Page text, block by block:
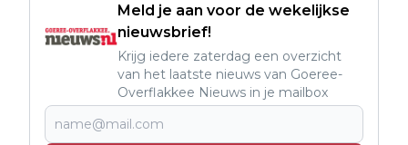
Meld je aan voor de wekelijkse
nieuwsbrief!
Krijg iedere zaterdag een overzicht
van het laatste nieuws van Goeree-
Overflakkee Nieuws in je mailbox